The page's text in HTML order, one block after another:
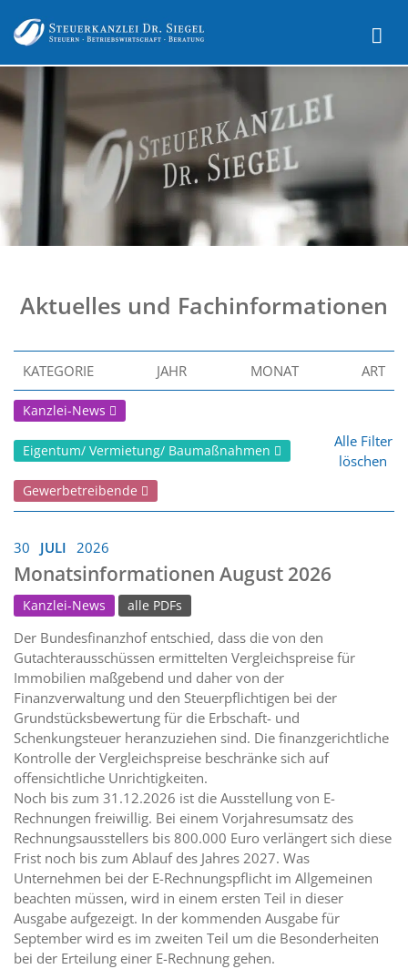
Aktuelles und Fachinformationen
KATEGORIE JAHR MONAT ART
Kanzlei-News
Eigentum/ Vermietung/ Baumaßnahmen
Gewerbetreibende
Alle Filter
löschen
30 JULI 2026
Monatsinformationen August 2026
Kanzlei-News alle PDFs
Der Bundesfinanzhof entschied, dass die von den
Gutachterausschüssen ermittelten Vergleichspreise für
Immobilien maßgebend und daher von der
Finanzverwaltung und den Steuerpflichtigen bei der
Grundstücksbewertung für die Erbschaft- und
Schenkungsteuer heranzuziehen sind. Die finanzgerichtliche
Kontrolle der Vergleichspreise beschränke sich auf
offensichtliche Unrichtigkeiten.
Noch bis zum 31.12.2026 ist die Ausstellung von E-
Rechnungen freiwillig. Bei einem Vorjahresumsatz des
Rechnungsausstellers bis 800.000 Euro verlängert sich diese
Frist noch bis zum Ablauf des Jahres 2027. Was
Unternehmen bei der E-Rechnungspflicht im Allgemeinen
beachten müssen, wird in einem ersten Teil in dieser
Ausgabe aufgezeigt. In der kommenden Ausgabe für
September wird es im zweiten Teil um die Besonderheiten
bei der Erteilung einer E-Rechnung gehen.